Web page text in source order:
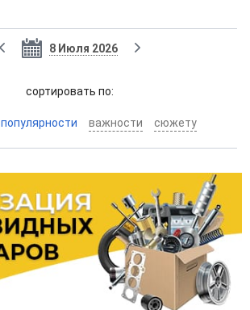
8 Июля 2026
cортировать по:
популярности важности сюжету